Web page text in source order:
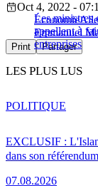
Les ministres
appellent à
entreprises
Oct 4, 2022 -
Économie
Emmanuel
Print Partager
LES PLUS LUS
EXCLUSIF :
dans son
07.08.2026
POLITIQUE